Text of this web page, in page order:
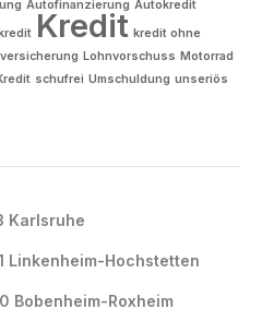
Autofinanzierung Autokredit
Kredit kredit ohne
Lohnvorschuss Motorrad
schufrei Umschuldung unseriös
Karlsruhe
Linkenheim-Hochstetten
Bobenheim-Roxheim